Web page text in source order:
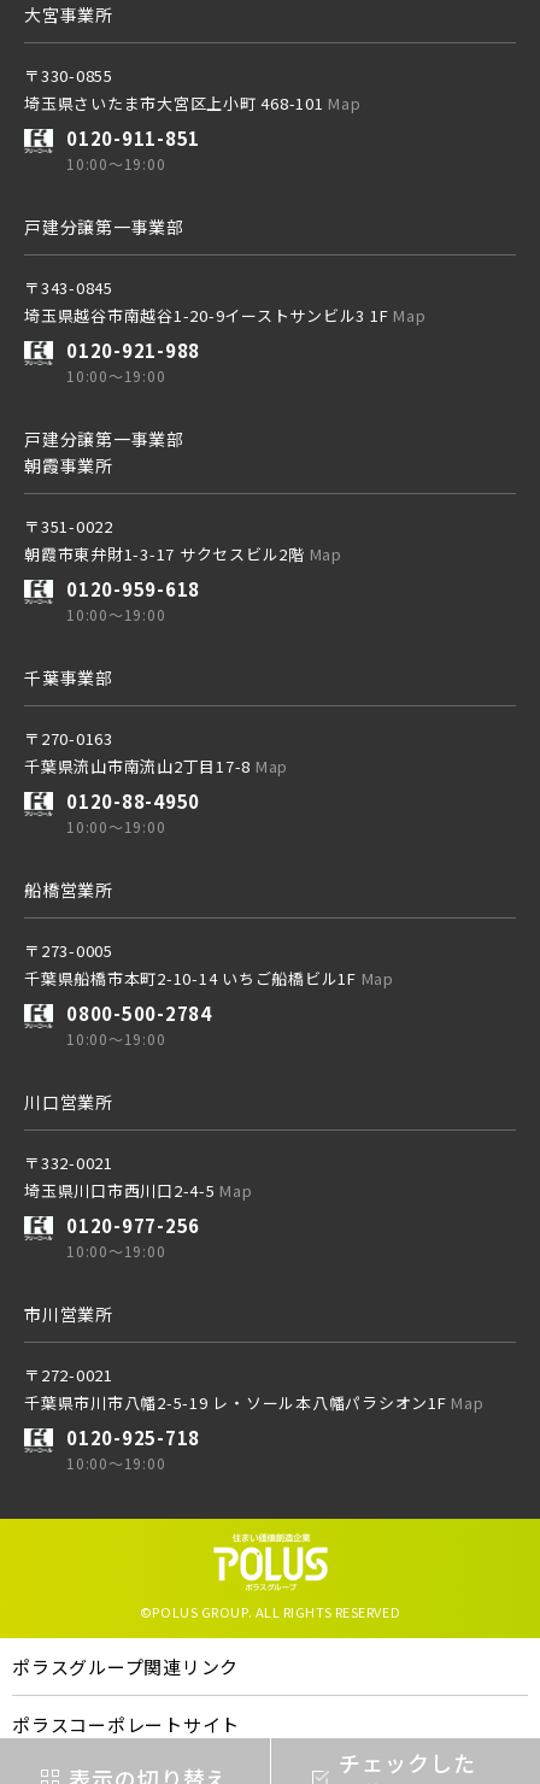
東武東上本線
京成線
京成松戸線
京成成田スカイアクセス線
京成千葉線
西武新宿線
その他鉄道
東京メトロ千代田線
北総鉄道
東京メトロ東西線
都営新宿線
土地面積50坪以上
ブランドを知る
表示の切り替え
チェックした
東武日光線
京成線
京成松戸線
京成本線
京成押上線
京成成田スカイアクセス線
京成千葉線
西武線
西武池袋線
西武新宿線
その他鉄道
東京メトロ有楽町線
東京メトロ千代田線
北総鉄道
小学校まで徒歩圏内
20棟以上の大型分譲
大宮事業所
〒330-0855
埼玉県さいたま市大宮区上小町 468-101 Map
0120-911-851
10:00～19:00
戸建分譲第一事業部
〒343-0845
埼玉県越谷市南越谷1-20-9イーストサンビル3 1F Map
0120-921-988
10:00～19:00
戸建分譲第一事業部
朝霞事業所
〒351-0022
朝霞市東弁財1-3-17 サクセスビル2階 Map
0120-959-618
10:00～19:00
千葉事業部
〒270-0163
千葉県流山市南流山2丁目17-8 Map
0120-88-4950
10:00～19:00
船橋営業所
〒273-0005
千葉県船橋市本町2-10-14 いちご船橋ビル1F Map
0800-500-2784
10:00～19:00
川口営業所
〒332-0021
埼玉県川口市西川口2-4-5 Map
0120-977-256
10:00～19:00
市川営業所
〒272-0021
千葉県市川市八幡2-5-19 レ・ソール本八幡パラシオン1F Map
0120-925-718
10:00～19:00
©POLUS GROUP. ALL RIGHTS RESERVED
ポラスグループ関連リンク
ポラスコーポレートサイト